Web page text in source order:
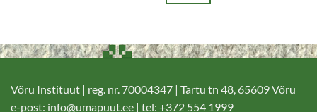
on
varianti.
Valikuid
Võru Instituut | reg. nr. 70004347 | Tartu tn 48, 65609 Võru
e-post: info@umapuut.ee | tel: +372 554 1999